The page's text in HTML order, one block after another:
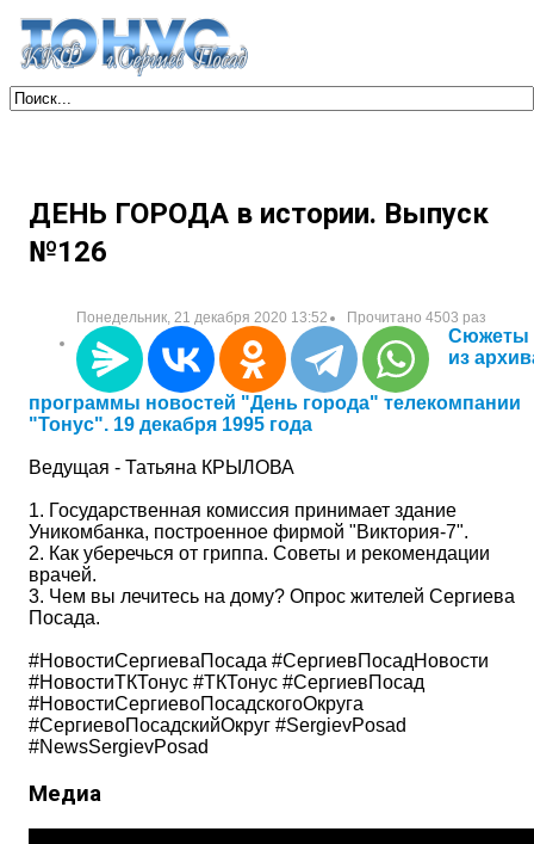
ДЕНЬ ГОРОДА в истории. Выпуск
№126
Понедельник, 21 декабря 2020 13:52 Прочитано 4503 раз
Сюжеты
из
программы новостей "День города" телекомпании
"Тонус". 19 декабря 1995 года
Ведущая - Татьяна КРЫЛОВА
1. Государственная комиссия принимает здание
Уникомбанка, построенное фирмой "Виктория-7".
2. Как уберечься от гриппа. Советы и рекомендации
врачей.
3. Чем вы лечитесь на дому? Опрос жителей Сергиева
Посада.
#НовостиСергиеваПосада #СергиевПосадНовости
#НовостиТКТонус #ТКТонус #СергиевПосад
#НовостиСергиевоПосадскогоОкруга
#СергиевоПосадскийОкруг #SergievPosad
#NewsSergievPosad
Медиа